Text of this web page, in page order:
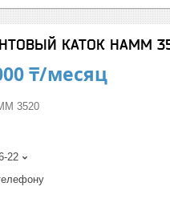
КАТОК HAMM
₸/месяц
3520
22